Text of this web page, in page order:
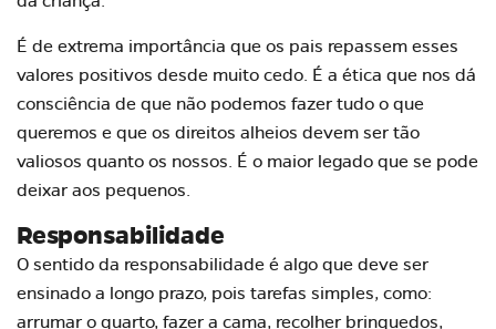
É de extrema importância que os pais repassem esses
valores positivos desde muito cedo. É a ética que nos dá
consciência de que não podemos fazer tudo o que
queremos e que os direitos alheios devem ser tão
valiosos quanto os nossos. É o maior legado que se pode
deixar aos pequenos.
Responsabilidade
O sentido da responsabilidade é algo que deve ser
ensinado a longo prazo, pois tarefas simples, como:
arrumar o quarto, fazer a cama, recolher brinquedos,